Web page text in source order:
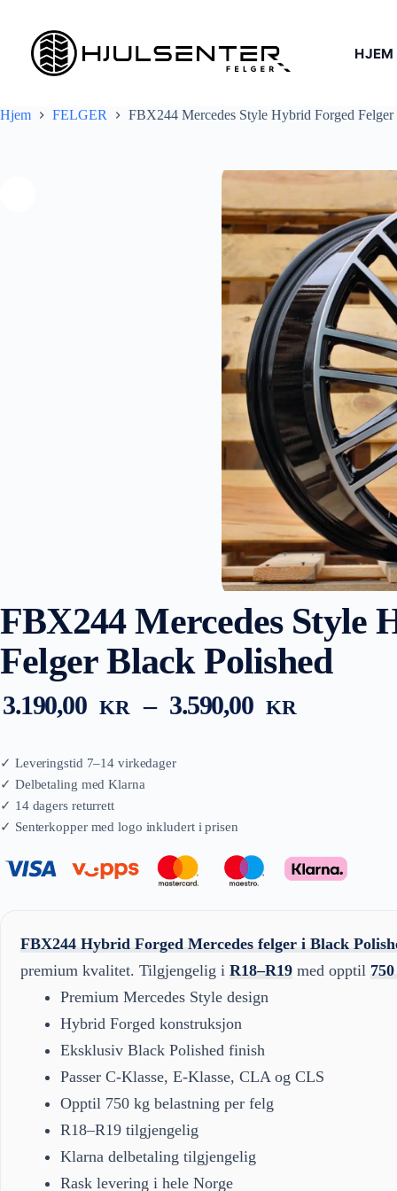
innholdet
HJEM
Hjem FELGER FBX244 Mercedes Style Hybrid Forged
FBX244 Mercedes Style
Felger Black Polished
3.190,00 KR – 3.590,00 KR
FBX244 Hybrid Forged Mercedes felger i Black
premium kvalitet. Tilgjengelig i R18–R19 med opptil
Premium Mercedes Style design
Hybrid Forged konstruksjon
Eksklusiv Black Polished finish
Passer C-Klasse, E-Klasse, CLA og CLS
Opptil 750 kg belastning per felg
R18–R19 tilgjengelig
Klarna delbetaling tilgjengelig
Rask levering i hele Norge